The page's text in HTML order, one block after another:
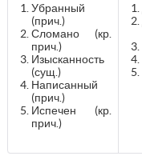
Убранный
(прич.)
Сломано (кр.
прич.)
Изысканность
(сущ.)
Написанный
(прич.)
Испечен (кр.
прич.)